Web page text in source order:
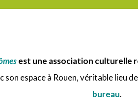
est une association culturelle
son espace à Rouen,véritable lieu
bureau.